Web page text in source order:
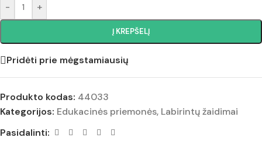
- +
Į KREPŠELĮ
Pridėti prie mėgstamiausių
Produkto kodas: 44033
Kategorijos: Edukacinės priemonės, Labirintų žaidimai
Pasidalinti: